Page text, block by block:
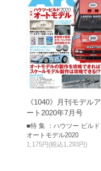
《1040》月刊モデルア
ート2020年7月号
■特 集 ：ハウツー ビルド
オートモデル2020
1,175円(税込1,293円)